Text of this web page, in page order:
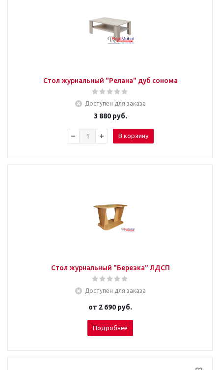
Стол журнальный "Релана" дуб сонома
Доступен для заказа
3 880руб.
В корзину
Стол журнальный "Березка" ЛДСП
Доступен для заказа
от 2 690 руб.
Подробнее